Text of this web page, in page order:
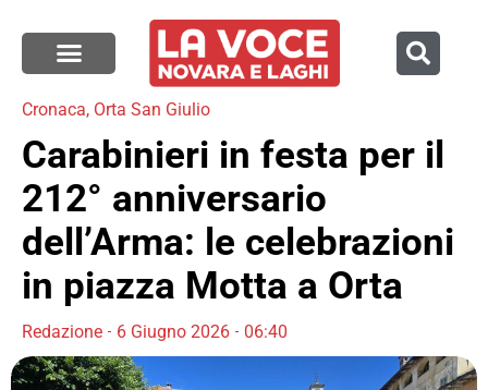
Cronaca, Orta San Giulio
Carabinieri in festa per il
212° anniversario
dell’Arma: le celebrazioni
in piazza Motta a Orta
Redazione 6 Giugno 2026 06:40